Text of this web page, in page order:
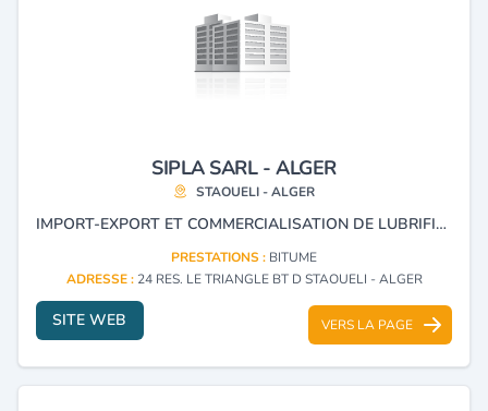
SIPLA SARL - ALGER
STAOUELI - ALGER
IMPORT-EXPORT ET COMMERCIALISATION DE LUBRIFIANTS, BITUMES ET SOLVANTS
PRESTATIONS : BITUME
ADRESSE : 24 RES. LE TRIANGLE BT D STAOUELI - ALGER
SITE WEB VERS LA PAGE